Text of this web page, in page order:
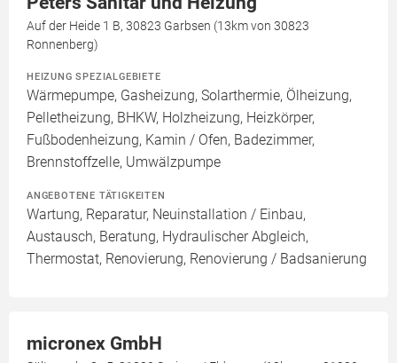
Auf der Heide 1 B, 30823 Garbsen (13km von 30823
Ronnenberg)
HEIZUNG SPEZIALGEBIETE
Wärmepumpe, Gasheizung, Solarthermie, Ölheizung,
Pelletheizung, BHKW, Holzheizung, Heizkörper,
Fußbodenheizung, Kamin / Ofen, Badezimmer,
Brennstoffzelle, Umwälzpumpe
ANGEBOTENE TÄTIGKEITEN
Wartung, Reparatur, Neuinstallation / Einbau,
Austausch, Beratung, Hydraulischer Abgleich,
Thermostat, Renovierung, Renovierung / Badsanierung
micronex GmbH